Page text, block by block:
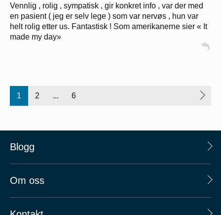
Vennlig , rolig , sympatisk , gir konkret info , var der med
en pasient ( jeg er selv lege ) som var nervøs , hun var
helt rolig etter us. Fantastisk ! Som amerikanerne sier « It
made my day»
1 2 ... 6
Blogg
Om oss